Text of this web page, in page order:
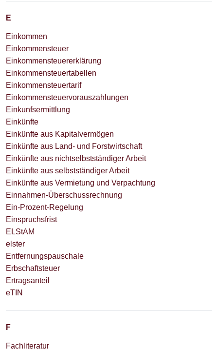
E
Einkommen
Einkommensteuer
Einkommensteuererklärung
Einkommensteuertabellen
Einkommensteuertarif
Einkommensteuervorauszahlungen
Einkunfsermittlung
Einkünfte
Einkünfte aus Kapitalvermögen
Einkünfte aus Land- und Forstwirtschaft
Einkünfte aus nichtselbstständiger Arbeit
Einkünfte aus selbstständiger Arbeit
Einkünfte aus Vermietung und Verpachtung
Einnahmen-Überschussrechnung
Ein-Prozent-Regelung
Einspruchsfrist
ELStAM
elster
Entfernungspauschale
Erbschaftsteuer
Ertragsanteil
eTIN
F
Fachliteratur